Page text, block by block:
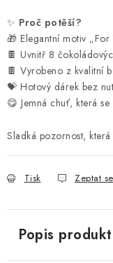
✨ Proč potěší?
🎁 Elegantní motiv
🍫 Uvnitř 8
🍫 Vyrobeno z kvalitní
💝 Hotový dárek bez
😋 Jemná chuť, která
Sladká pozornost,
Tisk Zeptat se
Popis